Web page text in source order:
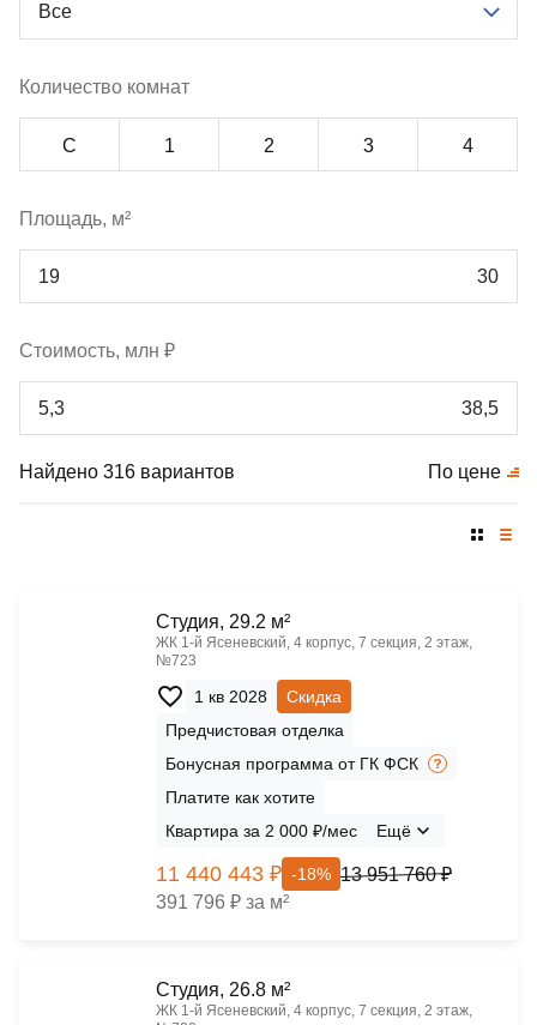
Все
Количество комнат
С 1 2 3 4
Площадь, м²
Стоимость, млн ₽
Найдено 316 вариантов По цене
Cтудия, 29.2 м²
ЖК 1‑й Ясеневский, 4 корпус, 7 секция, 2 этаж,
№723
1 кв 2028
Скидка
Предчистовая отделка
Бонусная программа от ГК ФСК
Платите как хотите
Квартира за 2 000 ₽/мес
Ещё
11 440 443 ₽ -18% 13 951 760 ₽
391 796 ₽ за м²
Cтудия, 26.8 м²
ЖК 1‑й Ясеневский, 4 корпус, 7 секция, 2 этаж,